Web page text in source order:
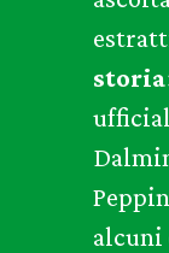
storia
alcuni